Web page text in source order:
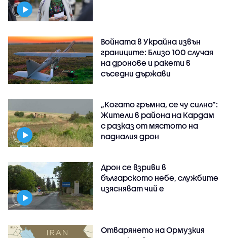
Войната в Украйна извън
границите: Близо 100 случая
на дронове и ракети в
съседни държави
„Когато гръмна, се чу силно“:
Жители в района на Кардам
с разказ от мястото на
падналия дрон
Дрон се взриви в
българското небе, службите
изясняват чий е
Отварянето на Ормузкия